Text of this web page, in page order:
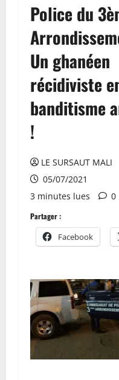
Police du
Un ghanéen
récidiviste
banditisme
!
LE SURSAUT MALI
05/07/2021
3 minutes lues
0
Partager :
Facebook